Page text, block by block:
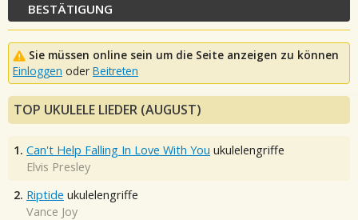
BESTÄTIGUNG
Sie müssen online sein um die Seite anzeigen zu können
Einloggen oder Beitreten
TOP UKULELE LIEDER (AUGUST)
1. Can't Help Falling In Love With You ukulelengriffe
Elvis Presley
2. Riptide ukulelengriffe
Vance Joy